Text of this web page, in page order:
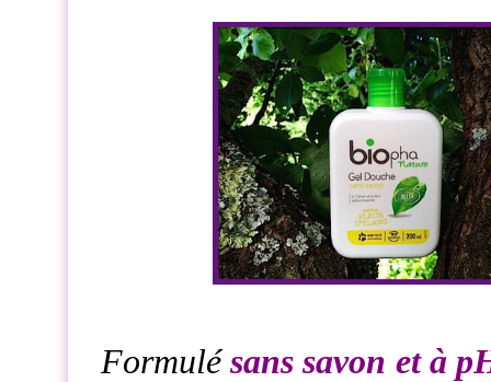
Formulésans savon et à